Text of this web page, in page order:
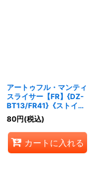
アートゥフル・マンティ
スライサー【FR】{DZ-
BT13/FR41}《ストイケ
イア》
80円(税込)
カートに入れる